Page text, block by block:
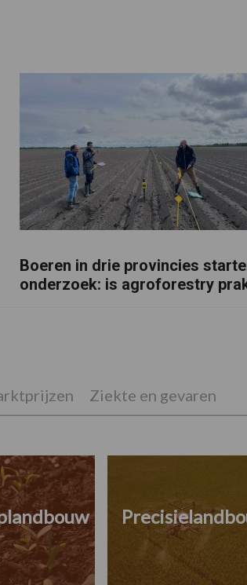
Boeren in drie provincies
onderzoek: is agroforestry
Ziekte en gevaren